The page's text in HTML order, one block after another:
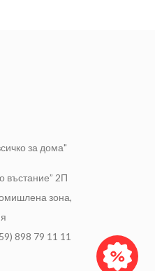
за дома"
въстание” 2П
зона,
898 79 11 11